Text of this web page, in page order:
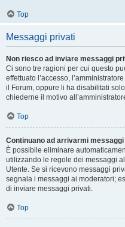
Top
Messaggi privati
Non riesco ad inviare messaggi
Ci sono tre ragioni per cui questo
effettuato l’accesso,
il Forum, oppure li ha disabilitati
chiederne il motivo
Top
Continuano ad arrivarmi
È possibile eliminare
utilizzando le regole dei messaggi
Utente. Se si ricevono messaggi
segnala i messaggi ai moderatori;
di inviare messaggi privati​​.
Top